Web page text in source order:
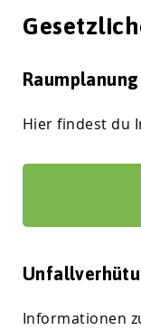
Raumplanung
Hier findest du
Informationen